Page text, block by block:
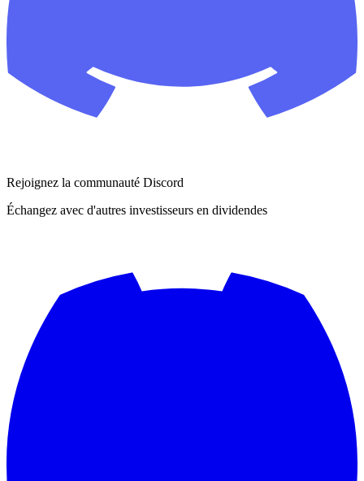
Rejoignez la communauté Discord
Échangez avec d'autres investisseurs en dividendes